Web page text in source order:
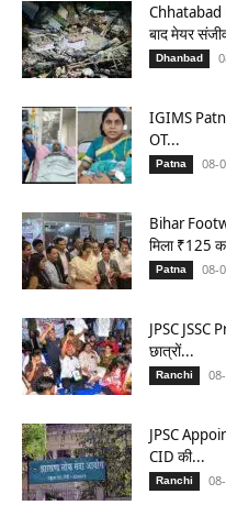
Chhatabad
बाद मेयर
Dhanbad
IGIMS
OT...
Patna 08-
Bihar
मिला ₹125
Patna 08-
JPSC
छात्रों...
Ranchi
JPSC
CID की...
Ranchi